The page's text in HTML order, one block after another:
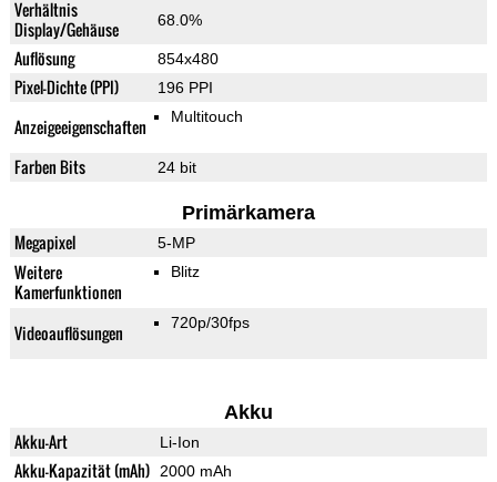
Verhältnis
Display/Gehäuse
68.0%
Auflösung 854x480
Pixel-Dichte (PPI) 196 PPI
Anzeigeeigenschaften Multitouch
Farben Bits 24 bit
Primärkamera
Megapixel 5-MP
Weitere
Kamerfunktionen
Blitz
Videoauflösungen 720p/30fps
Akku
Akku-Art Li-Ion
Akku-Kapazität (mAh) 2000 mAh